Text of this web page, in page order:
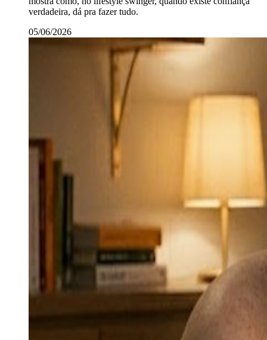
verdadeira, dá pra fazer tudo.
05/06/2026